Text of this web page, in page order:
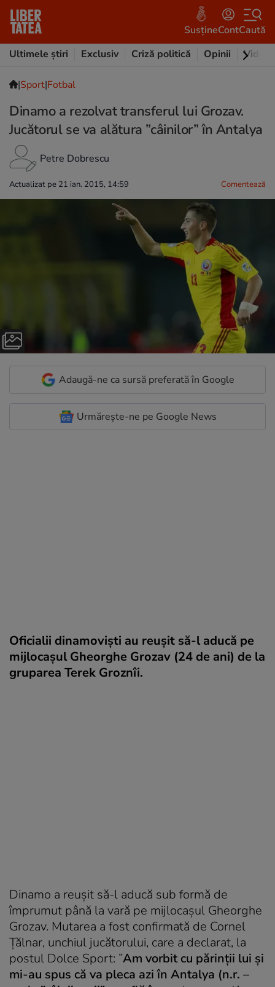
SusțineContCaută
Ultimele știri
Exclusiv Criză politică Opinii Video
|Sport|Fotbal
Dinamo a rezolvat transferul lui Grozav.
Jucătorul se va alătura ”câinilor” în Antalya
Petre Dobrescu
Actualizat pe 21 ian. 2015, 14:59 Comentează
Adaugă-ne ca sursă preferată în Google
Urmărește-ne pe Google News
Oficialii dinamoviști au reușit să-l aducă pe
mijlocașul Gheorghe Grozav (24 de ani) de la
gruparea Terek Groznîi.
Dinamo a reușit să-l aducă sub formă de
împrumut până la vară pe mijlocașul Gheorghe
Grozav. Mutarea a fost confirmată de Cornel
Țălnar, unchiul jucătorului, care a declarat, la
postul Dolce Sport: ”Am vorbit cu părinții lui și
mi-au spus că va pleca azi în Antalya (n.r. –